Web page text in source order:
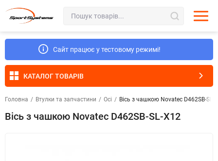
Сайт працює у тестовому режимі!
КАТАЛОГ ТОВАРІВ
Головна / Втулки та запчастини / Осі / Вісь з чашкою Novatec D462SB-SL-
Вісь з чашкою Novatec D462SB-SL-X12